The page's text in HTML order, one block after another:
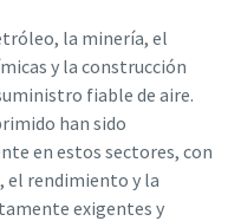
la minería, el
y la construcción
fiable de aire.
han sido
en estos sectores, con
el rendimiento y la
exigentes y